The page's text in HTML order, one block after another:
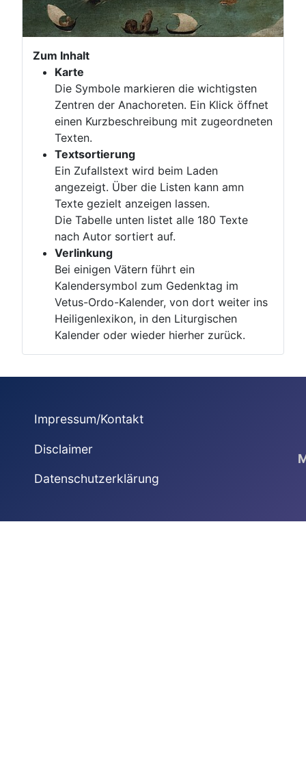
Zum Inhalt
Karte
Die Symbole markieren die wichtigsten
Zentren der Anachoreten. Ein Klick öffnet
einen Kurzbeschreibung mit zugeordneten
Texten.
Textsortierung
Ein Zufallstext wird beim Laden
angezeigt. Über die Listen kann amn
Texte gezielt anzeigen lassen.
Die Tabelle unten listet alle 180 Texte
nach Autor sortiert auf.
Verlinkung
Bei einigen Vätern führt ein
Kalendersymbol zum Gedenktag im
Vetus-Ordo-Kalender, von dort weiter ins
Heiligenlexikon, in den Liturgischen
Kalender oder wieder hierher zurück.
Impressum/Kontakt
Disclaimer
Datenschutzerklärung